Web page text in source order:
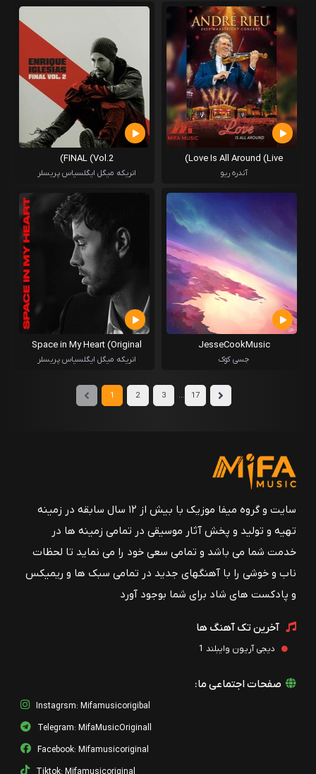
Love Is All Around (Live)
آندره ریو
FINAL (Vol.2)
انریکه میگل ایگلسیاس پریسلر
JesseCookMusic
جسی کوک
Space in My Heart (Original
Version)
انریکه میگل ایگلسیاس پریسلر
1 2 3 ... 17
سایت و گروه میفا موزیک با بیش از ۱۲ سال سابقه در زمینه
تهیه و تولید و پخش آثار موسیقی در تمامی زمینه ها در
خدمت شما می باشد و تمامی سعی خود را می نماید تا لحظات
ناب و خوشی را با آهنگهای جدید در تمامی سبک ها و ریمیکس
و پادکست های شاد برای شما بوجود آورد
آخرین تک آهنگ ها
دیجی آریون وایبلند 1
صفحات اجتماعی ما:
Instagrsm: Mifamusicorigibal
Telegram: MifaMusicOriginall
Facebook: Mifamusicoriginal